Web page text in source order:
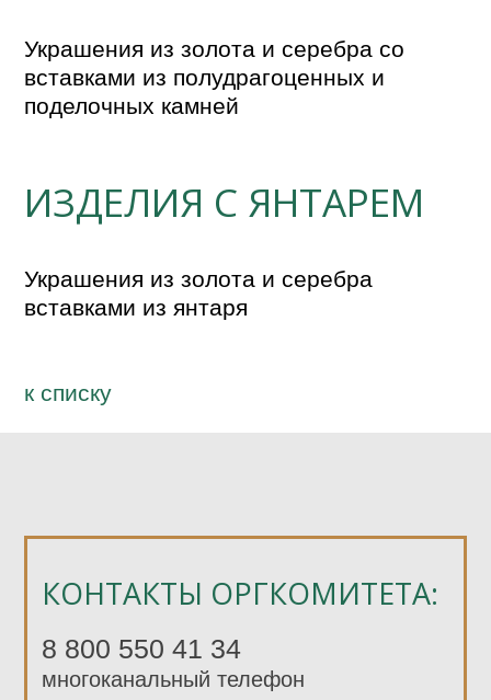
КОНТАКТЫ ОРГКОМИТЕТА:
8 800 550 41 34
многоканальный телефон
Украшения из золота и серебра со
вставками из полудрагоценных и
поделочных камней
ИЗДЕЛИЯ С ЯНТАРЕМ
Украшения из золота и серебра
вставками из янтаря
к спиcку